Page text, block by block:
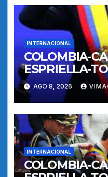
INTERNACIONAL
COLOMBIA-
ESPRIELLA-
POSESION
AGO 8, 2026
INTERNACIONAL
COLOMBIA-